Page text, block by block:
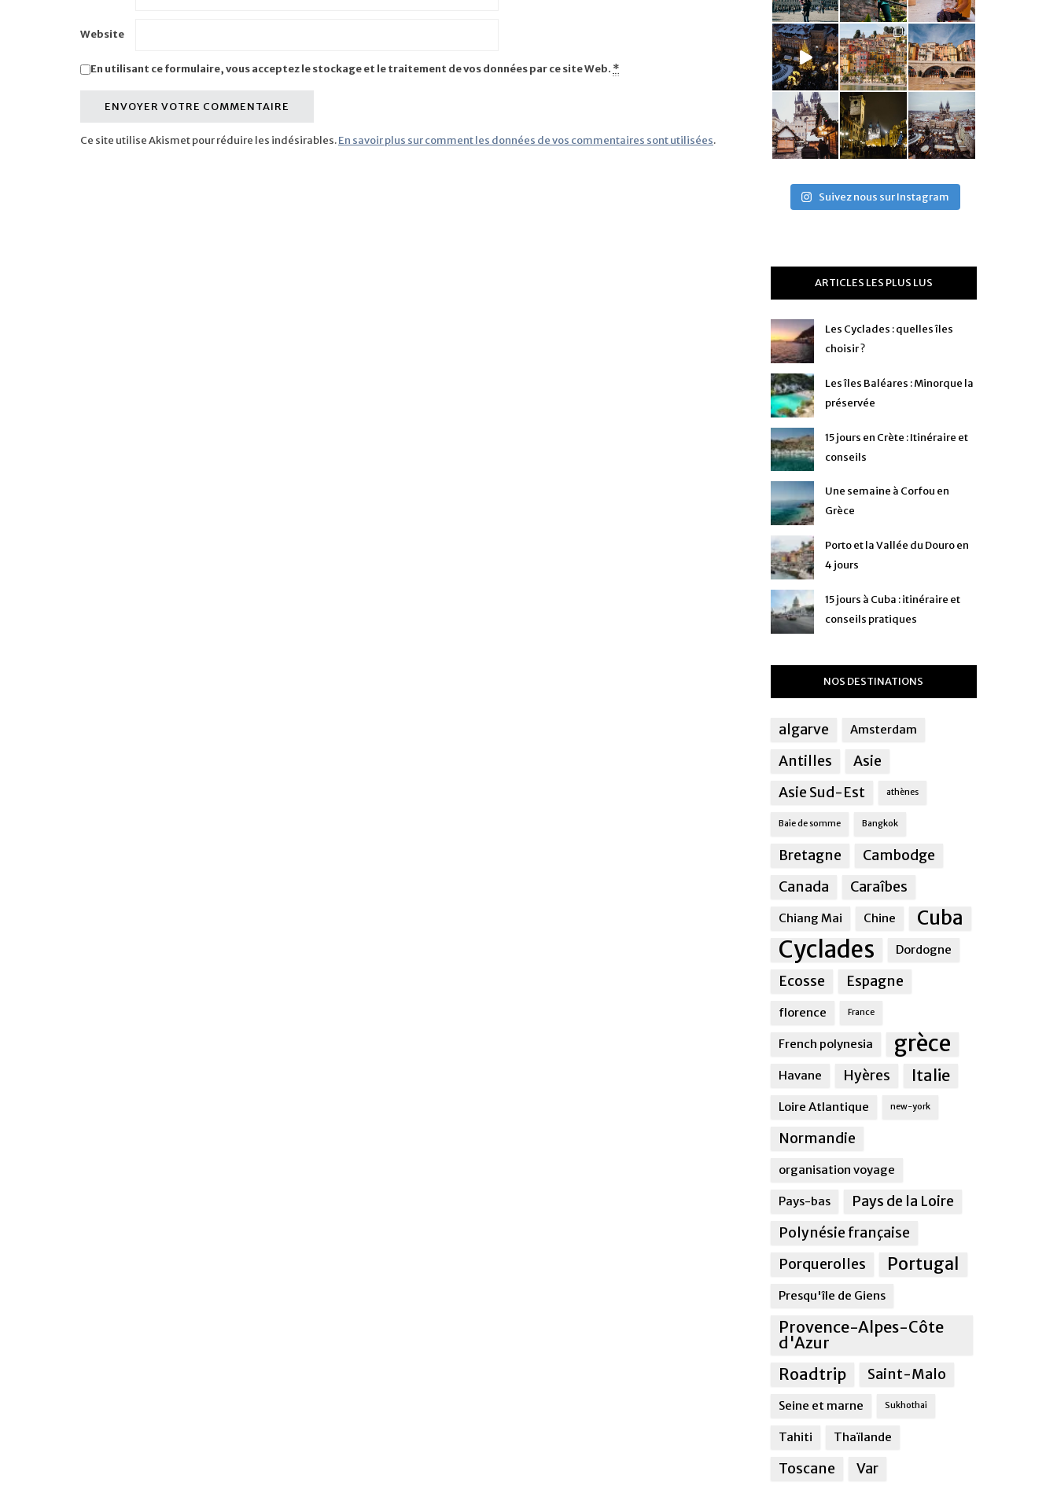
Website
En utilisant ce formulaire, vous acceptez le stockage et le traitement de vos données par ce site Web. *
Ce site utilise Akismet pour réduire les indésirables.En savoir plus sur comment les données de vos commentaires sont utilisées.
Suivez nous sur Instagram
ARTICLES LES PLUS LUS
Les Cyclades : quelles îles
choisir ?
Les îles Baléares : Minorque la
préservée
15 jours en Crète : Itinéraire et
conseils
Une semaine à Corfou en
Grèce
Porto et la Vallée du Douro en
4 jours
15 jours à Cuba : itinéraire et
conseils pratiques
NOS DESTINATIONS
algarve Amsterdam
Antilles
Asie
Asie Sud-Est
athènes
Baie de somme Bangkok
Bretagne
Cambodge
Canada
Caraîbes
Chiang Mai Chine Cuba
Cyclades Dordogne
Ecosse Espagne
florence France
French polynesia grèce
Havane Hyères Italie
Loire Atlantique new-york
Normandie
organisation voyage
Pays-bas
Pays de la Loire
Polynésie française
Porquerolles
Portugal
Presqu'île de Giens
Provence-Alpes-Côte
d'Azur
Roadtrip
Saint-Malo
Seine et marne Sukhothai
Tahiti Thaïlande
Toscane Var